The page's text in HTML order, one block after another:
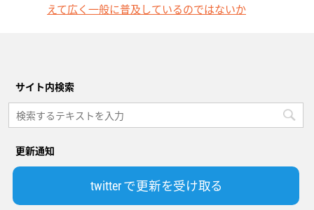
えて広く一般に普及しているのではないか
サイト内検索
更新通知
twitter で更新を受け取る